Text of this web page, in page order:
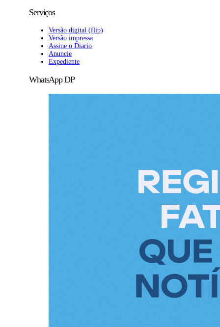
Serviços
Versão digital (flip)
Versão impressa
Assine o Diario
Anuncie
Expediente
WhatsApp DP